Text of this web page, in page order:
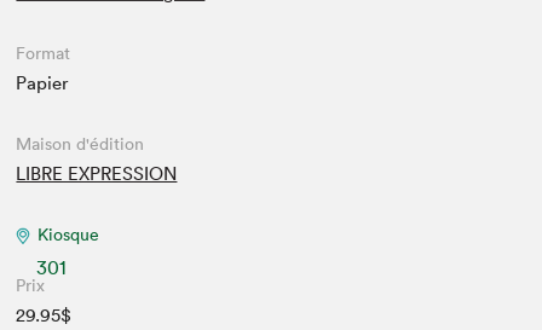
Format
Papier
Maison d'édition
LIBRE EXPRESSION
Kiosque
301
Prix
29.95$